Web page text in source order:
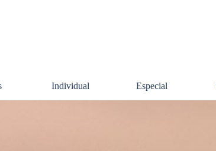
Saltar menú
Individual Especial